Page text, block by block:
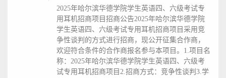
2025年哈尔滨华德学院学生英语四、六级考试专
用耳机招商项目招商公告2025年哈尔滨华德学院
学生英语四、六级考试专用耳机招商项目采用竞
争性谈判的方式进行招商，现公开征集合作商，
欢迎符合条件的合作商报名参与本项目。1.项目名
称：2025年哈尔滨华德学院学生英语四、六级考
试专用耳机招商项目2.招商方式：竞争性谈判3.学